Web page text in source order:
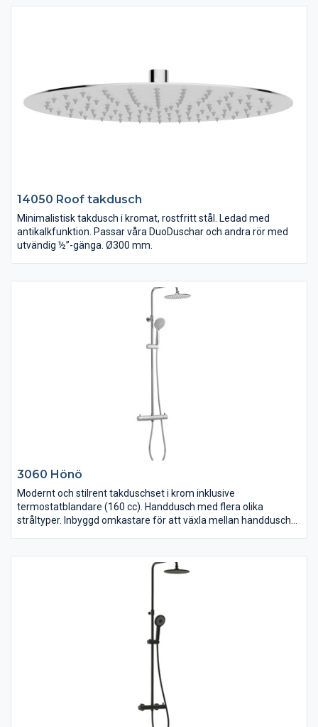
14050 Roof takdusch
Minimalistisk takdusch i kromat, rostfritt stål. Ledad med
antikalkfunktion. Passar våra DuoDuschar och andra rör med
utvändig ½”-gänga. Ø300 mm.
3060 Hönö
Modernt och stilrent takduschset i krom inklusive
termostatblandare (160 cc). Handdusch med flera olika
stråltyper. Inbyggd omkastare för att växla mellan handdusch
mm). Monteras på blandarfästen med dold rördragning.